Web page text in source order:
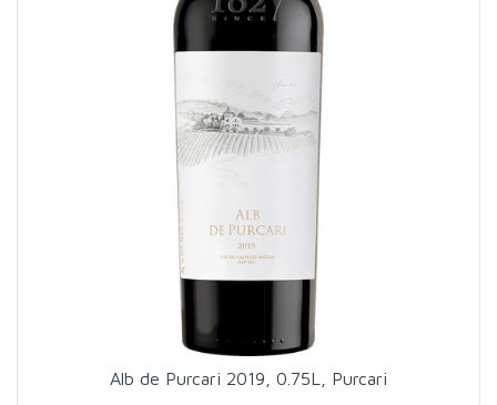
Alb de Purcari 2019, 0.75L, Purcari